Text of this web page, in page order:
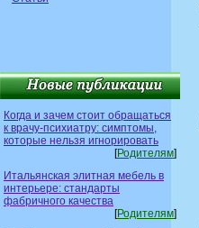
Когда и зачем стоит обращаться
к врачу-психиатру: симптомы,
которые нельзя игнорировать
[Родителям]
Итальянская элитная мебель в
интерьере: стандарты
фабричного качества
[Родителям]